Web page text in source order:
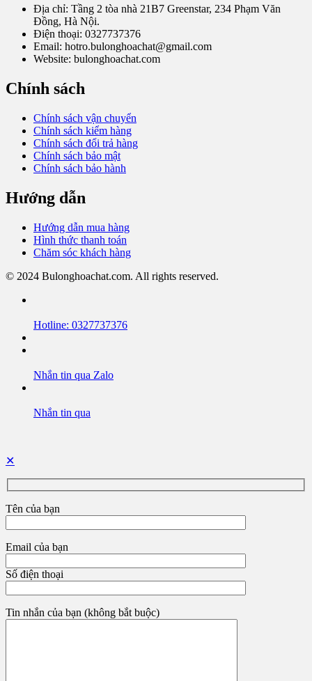
Địa chỉ: Tầng 2 tòa nhà 21B7 Greenstar, 234 Phạm Văn
Đồng, Hà Nội.
Điện thoại: 0327737376
Email: hotro.bulonghoachat@gmail.com
Website: bulonghoachat.com
Chính sách
Chính sách vận chuyển
Chính sách kiểm hàng
Chính sách đổi trả hàng
Chính sách bảo mật
Chính sách bảo hành
Hướng dẫn
Hướng dẫn mua hàng
Hình thức thanh toán
Chăm sóc khách hàng
© 2024 Bulonghoachat.com. All rights reserved.
Hotline: 0327737376
Nhắn tin qua Zalo
Nhắn tin qua
✕
Tên của bạn
Email của bạn
Số điện thoại
Tin nhắn của bạn (không bắt buộc)